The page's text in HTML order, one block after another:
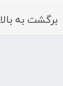
برگشت به بالا